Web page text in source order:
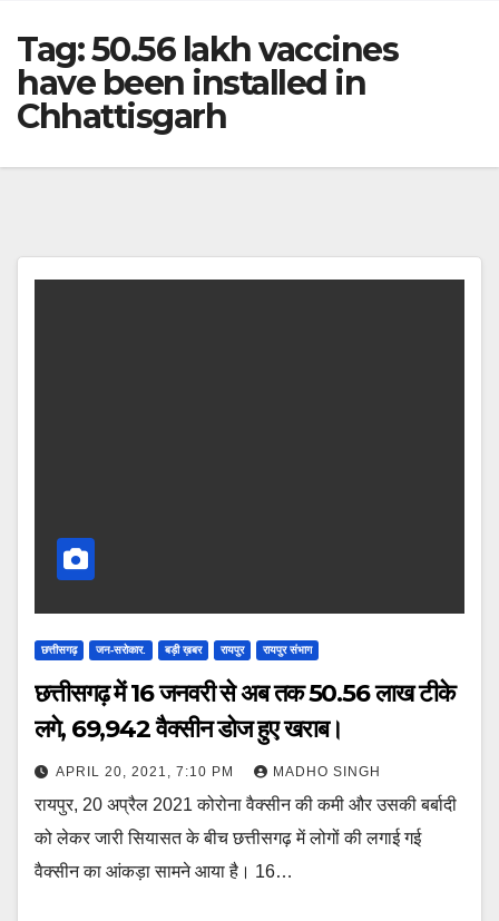
Tag:50.56 lakh vaccines
have been installed in
Chhattisgarh
छत्तीसगढ़ जन-सरोकार. बड़ी ख़बर रायपुर रायपुर संभाग
छत्तीसगढ़ में 16 जनवरी से अब तक 50.56 लाख टीके
लगे, 69,942 वैक्सीन डोज हुए खराब।
APRIL 20, 2021, 7:10 PM MADHO SINGH
रायपुर, 20 अप्रैल 2021 कोरोना वैक्सीन की कमी और उसकी बर्बादी
को लेकर जारी सियासत के बीच छत्तीसगढ़ में लोगों की लगाई गई
वैक्सीन का आंकड़ा सामने आया है। 16…